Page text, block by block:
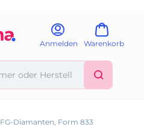
Anmelden Warenkorb
FG-Diamanten, Form 833